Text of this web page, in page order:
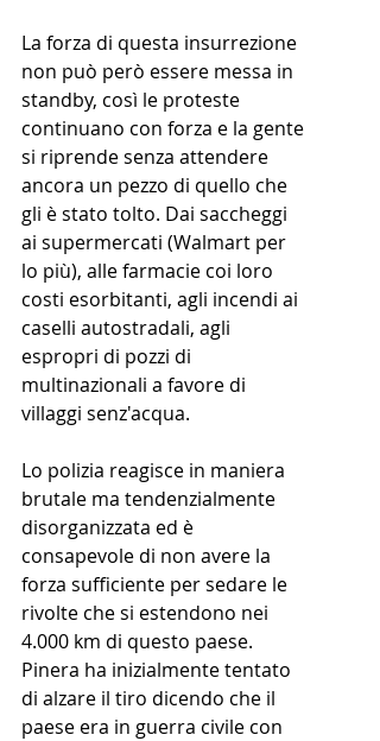
La forza di questa insurrezione
non può però essere messa in
standby, così le proteste
continuano con forza e la gente
si riprende senza attendere
ancora un pezzo di quello che
gli è stato tolto. Dai saccheggi
ai supermercati (Walmart per
lo più), alle farmacie coi loro
costi esorbitanti, agli incendi ai
caselli autostradali, agli
espropri di pozzi di
multinazionali a favore di
villaggi senz'acqua.
Lo polizia reagisce in maniera
brutale ma tendenzialmente
disorganizzata ed è
consapevole di non avere la
forza sufficiente per sedare le
rivolte che si estendono nei
4.000 km di questo paese.
Pinera ha inizialmente tentato
di alzare il tiro dicendo che il
paese era in guerra civile con